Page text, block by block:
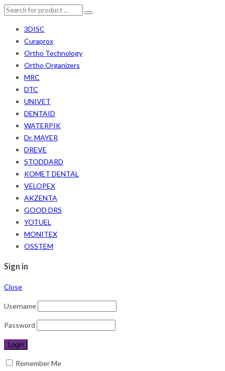
3DISC
Curaprox
Ortho Technology
Ortho Organizers
MRC
DTC
UNIVET
DENTAID
WATERPIK
Dr. MAYER
DREVE
STODDARD
KOMET DENTAL
VELOPEX
AKZENTA
GOOD DRS
YOTUEL
MONITEX
OSSTEM
Sign in
Close
Username
Password
Remember Me